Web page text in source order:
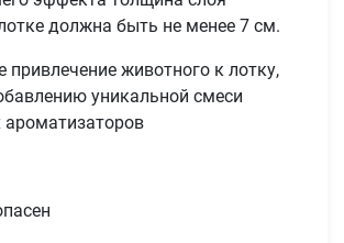
должна быть не менее 7 см.
животного к лотку,
уникальной смеси
ароматизаторов